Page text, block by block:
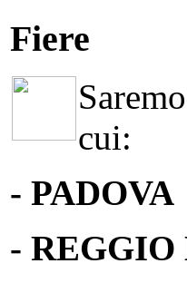
Fiere
cui:
- PADOVA
-